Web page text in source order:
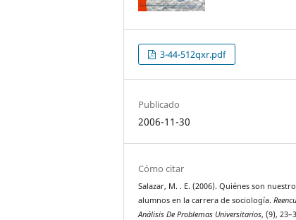
3-44-512qxr.pdf
Publicado
2006-11-30
Cómo citar
Salazar, M. . E. (2006). Quiénes son
alumnos en la carrera de sociología.
Análisis De Problemas Universitarios, (9),